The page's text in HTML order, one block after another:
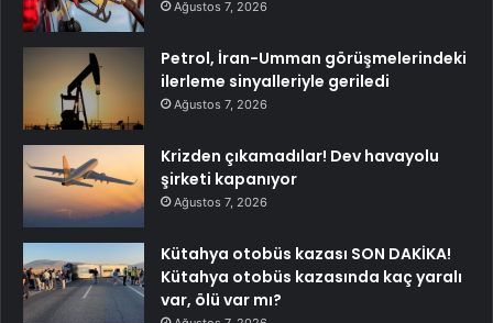
Ağustos 7, 2026
Petrol, İran-Umman görüşmelerindeki
ilerleme sinyalleriyle geriledi
Ağustos 7, 2026
Krizden çıkamadılar! Dev havayolu
şirketi kapanıyor
Ağustos 7, 2026
Kütahya otobüs kazası SON DAKİKA!
Kütahya otobüs kazasında kaç yaralı
var, ölü var mı?